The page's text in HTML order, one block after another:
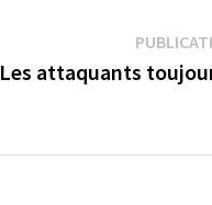
Les attaquants